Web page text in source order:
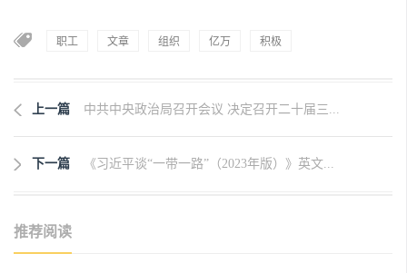
职工 文章 组织 亿万 积极
上一篇 中共中央政治局召开会议 决定召开二十届三...
下一篇 《习近平谈“一带一路”（2023年版）》英文...
推荐阅读